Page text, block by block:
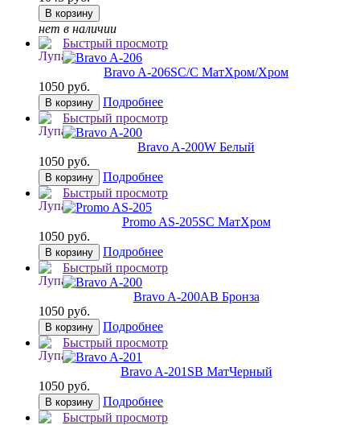
В корзину
нет в наличии
Быстрый просмотр
Bravo A-206SC/C МатХром/Хром
1050 руб.
В корзину
Подробнее
Быстрый просмотр
Bravo A-200W Белый
1050 руб.
В корзину
Подробнее
Быстрый просмотр
Promo AS-205SC МатХром
1050 руб.
В корзину
Подробнее
Быстрый просмотр
Bravo A-200AB Бронза
1050 руб.
В корзину
Подробнее
Быстрый просмотр
Bravo A-201 SB МатЧерный
1050 руб.
В корзину
Подробнее
Быстрый просмотр